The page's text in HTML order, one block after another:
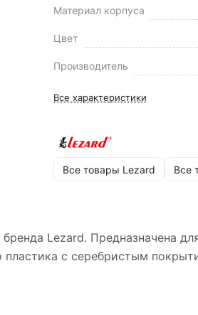
Материал корпуса
Цвет
Производитель
Все характеристики
Все товары Lezard Все
Lezard. Предназначена
пластика с серебристым